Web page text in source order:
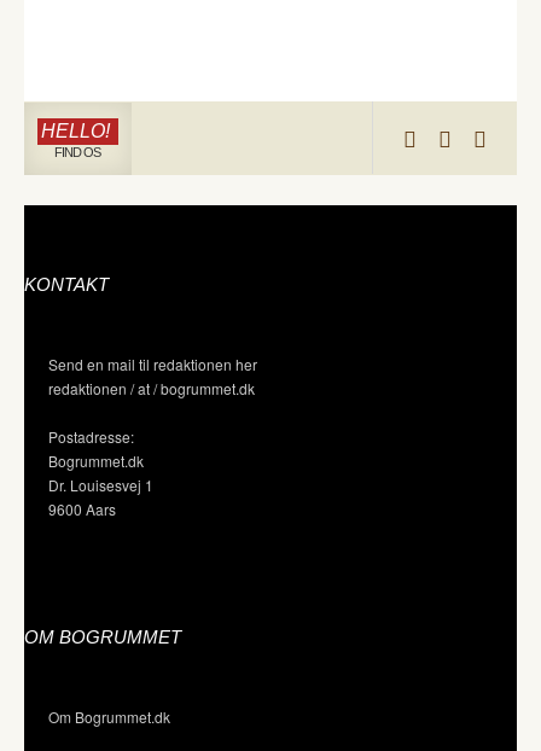
HELLO!
FIND OS
KONTAKT
Send en mail til redaktionen her
redaktionen / at / bogrummet.dk
Postadresse:
Bogrummet.dk
Dr. Louisesvej 1
9600 Aars
OM BOGRUMMET
Om Bogrummet.dk